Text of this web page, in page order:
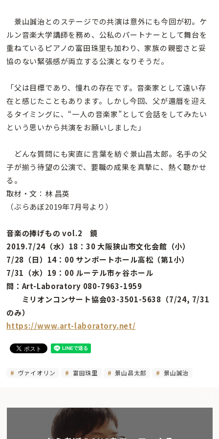
景山誠治とのステージでの共演は意外にも今回が初。ケ
ルン音楽大学講師を務め、公私のパートナーとして舞台を
重ねているピアノの富田珠里も加わり、家族の親密さと妥
協のない緊張感が両立する公演となりそうだ。
「父は目標であり、憧れの存在です。音楽家として遠い存
在と感じたこともあります。しかし今回、父が還暦を迎え
るタイミングに、“一人の音楽家”として会話をしてみたい
という思いから共演をお願いしました」
どんな質問にも実直に言葉を紡ぐ景山昌太郎。名手の父
子が揃う待望の公演で、要職の成果を真摯に、熱く聴かせ
る。
取材・文：林 昌英
（ぶらあぼ2019年7月号より）
音楽の捧げもの vol.2 鏡
2019.7/24（水）18：30 大阪狭山市文化会館（小）
7/28（日）14：00 サンポートホール高松（第1小）
7/31（水）19：00 ルーテル市ヶ谷ホール
問：Art-Laboratory 080-7963-1959
ミリオンコンサート協会03-3501-5638（7/24, 7/31
のみ）
https://www.art-laboratory.net/
ヴァイオリン 富田珠里 景山昌太郎 景山誠治